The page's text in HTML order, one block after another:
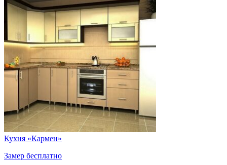
Кухня «Кармен»
Замер бесплатно